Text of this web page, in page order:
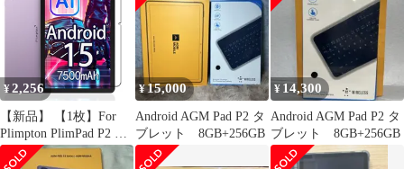
¥2,256
【新品】 【1枚】For
Plimpton PlimPad P2 用
フィルム For Plimpton
¥15,000
Android AGM Pad P2 タ
ブレット 8GB+256GB
¥ 14,300
Android AGM Pad P2 タ
ブレット 8GB+256GB